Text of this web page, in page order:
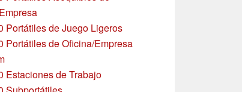
Portátiles de Juego Ligeros
Portátiles de Oficina/Empresa
Estaciones de Trabajo